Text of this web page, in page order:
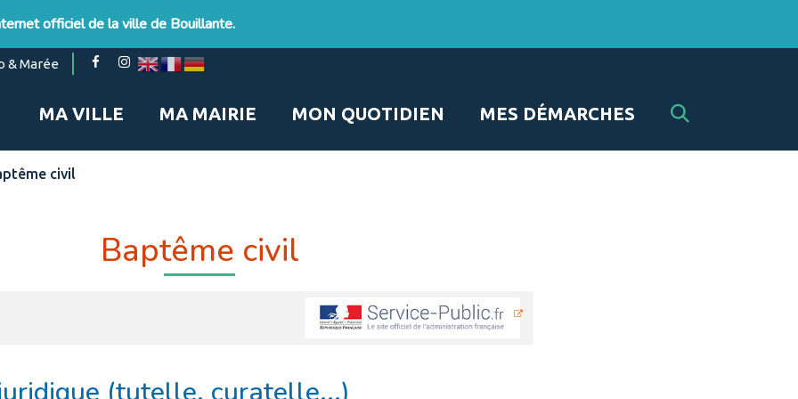
officiel de la ville de Bouillante.
& Marée
Lien
compte
Lien
compte
MA VILLE MA MAIRIE MON QUOTIDIEN MES DÉMARCHES
civil
Baptême civil